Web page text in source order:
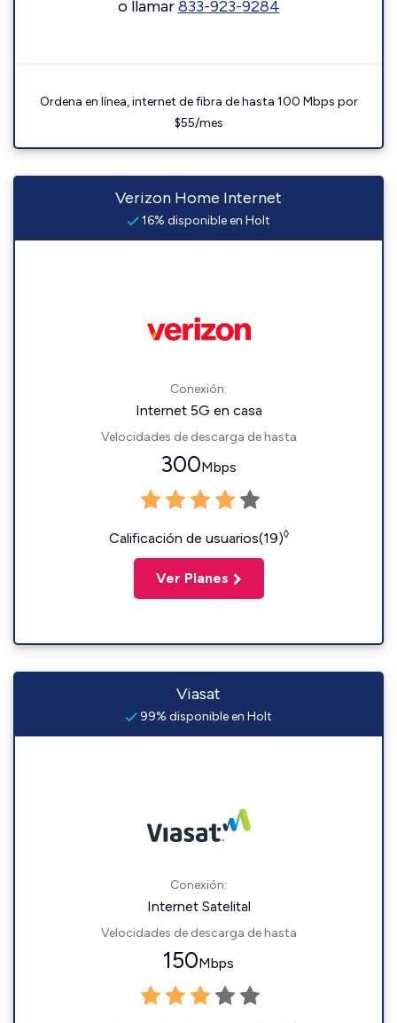
o llamar833-923-9284
Ordena en línea, internet de fibra de hasta 100 Mbps por
$55/mes
Verizon Home Internet
16% disponible en Holt
Conexión:
Internet 5G en casa
Velocidades de descarga de hasta
300Mbps
Calificación de usuarios(19)◊
Ver Planes
Viasat
99% disponible en Holt
Conexión:
Internet Satelital
Velocidades de descarga de hasta
150Mbps